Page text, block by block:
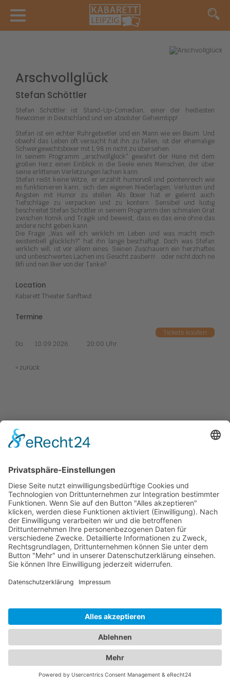
Arschvollglück
Stefan Schöttler
Stefan Schöttler ist Stand-Up-Comedian, einer der heißesten
Newcomer in Deutschland und ein absoluter Geheimtipp!
Stefan ist ein echter Ruhrgebietler und ein Mann wie ein Baum. Und
obwohl das Leben oft versucht hat ihn zu fällen, ist der ehemalige
Schwergewichtsboxer mit 1,98 m nicht zu übersehen.
In seinem Programm „arschvollglück“ gewährt der Hüne mit dem
großen Herz einen Einblick in die Seele eines Menschen, der über
seine erlittenen Verletzungen lachen kann.
Stefan reißt keine Witze, er erzählt humorvoll und pointenreich wie
es funktionieren kann, sich den eigenen Niederlagen, Verlusten und
Ängsten mit Humor zu stellen. Als Boxer hat er gelernt auch
Tiefschläge zu verpacken und zu kontern. Sensibel und lustig
beschreitet Stefan Schöttler in seinem Programm den schmalen Grat
zwischen Komik und Tragik und beweist, dass es das eine ohne das
andere nicht geben kann.
Die Frage „Was will ich wirklich im Leben und was macht mich
existentiell glücklich?“ hat ihn lange beschäftigt. Doch was Stefan
wirklich will, ist vor allem eines: Seinen Zuschauern ein herzhaftes
und unbeschwertes Lachen ins Gesicht zaubern!....oder nicht doch ne
Bifi und nen Bier von der Tanke?
Location
Kabarett Theater Sanftwut
Termine
Tickets kaufen
Do. 10.09.2026 20:00 Uhr
« zurück
Central Kabarett
Sanftwut
academixer
Leipziger Pfeffermühle
Spielstätten
Haus Leipzig
Ticketgalerie
Kontakt
Datenschutz